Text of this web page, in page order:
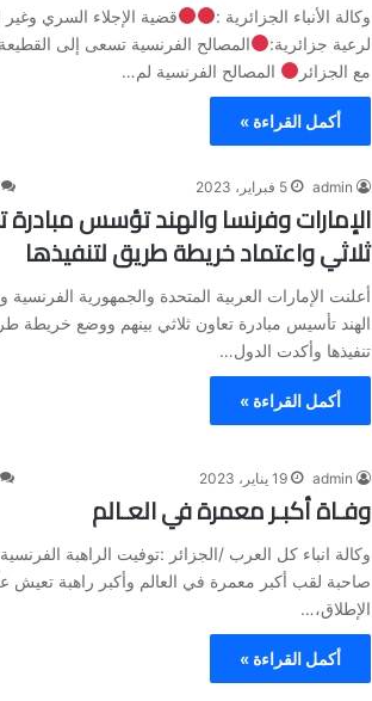
وكالة الأنباء الجزائرية :
قضية الإجلاء السري وغير
لرعية جزائرية:
المصالح الفرنسية تسعى إلى القطيعة
مع الجزائر
المصالح الفرنسية لم…
أكمل القراءة »
admin 5 فبراير، 2023
الإمارات وفرنسا والهند تؤسس مبادرة
ثلاثي واعتماد خريطة طريق لتنفيذها
أعلنت الإمارات العربية المتحدة والجمهورية الفرنسية
الهند تأسيس مبادرة تعاون ثلاثي بينهم ووضع خريطة
تنفيذها وأكدت الدول…
أكمل القراءة »
admin 19 يناير، 2023
وفـاة أكبـر معمرة في العـالم
وكالة انباء كل العرب /الجزائر :توفيت الراهبة الفرنسية
صاحبة لقب أكبر معمرة في العالم وأكبر راهبة تعيش
الإطلاق،…
أكمل القراءة »